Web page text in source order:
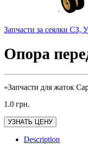
Запчасти за сеялки СЗ,
Опора
«Запчасти для жаток
1.0 грн.
УЗНАТЬ ЦЕНУ
Description